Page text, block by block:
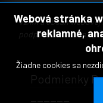
Vznik a obsah
podporou Fondu na
Podmienky
Webová stránka
reklamné,
Žiadne cookies sa